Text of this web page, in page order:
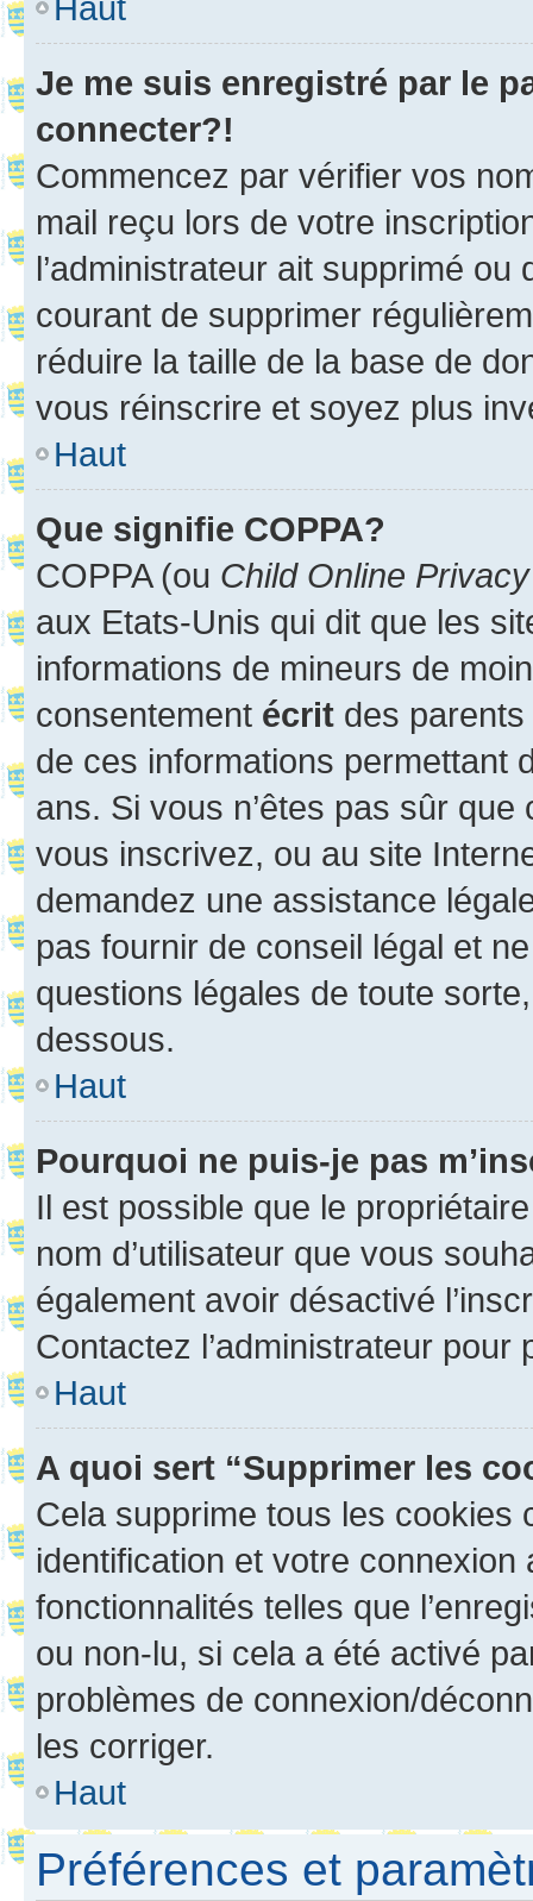
Je me suis enregistré par le
connecter?!
Commencez par vérifier vos
mail reçu lors de votre
l’administrateur ait supprimé
courant de supprimer
réduire la taille de la base de
vous réinscrire et soyez plus
Haut
Que signifie COPPA?
COPPA (ou Child Online
aux Etats-Unis qui dit que les
informations de mineurs de
consentement écrit des parents
de ces informations permettant
ans. Si vous n’êtes pas sûr
vous inscrivez, ou au site
demandez une assistance
pas fournir de conseil légal et
questions légales de toute
dessous.
Haut
Pourquoi ne puis-je pas
Il est possible que le
nom d’utilisateur que vous
également avoir désactivé
Contactez l’administrateur
Haut
A quoi sert “Supprimer les
Cela supprime tous les cookies
identification et votre
fonctionnalités telles que
ou non-lu, si cela a été activé
problèmes de connexion/
les corriger.
Haut
Préférences et